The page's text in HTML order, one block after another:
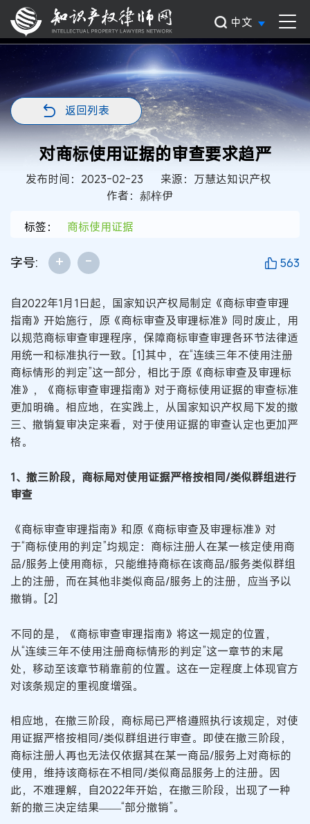
中文
返回列表
对商标使用证据的审查要求趋严
发布时间：2023-02-23
来源：万慧达知识产权
作者：郝梓伊
标签： 商标使用证据
字号: + - 563
自2022年1月1日起，国家知识产权局制定《商标审查审理
指南》开始施行，原《商标审查及审理标准》同时废止，用
以规范商标审查审理程序，保障商标审查审理各环节法律适
用统一和标准执行一致。[1]其中，在“连续三年不使用注册
商标情形的判定”这一部分，相比于原《商标审查及审理标
准》，《商标审查审理指南》对于商标使用证据的审查标准
更加明确。相应地，在实践上，从国家知识产权局下发的撤
三、撤销复审决定来看，对于使用证据的审查认定也更加严
格。
1、撤三阶段，商标局对使用证据严格按相同/类似群组进行
审查
《商标审查审理指南》和原《商标审查及审理标准》对
于“商标使用的判定”均规定：商标注册人在某一核定使用商
品/服务上使用商标，只能维持商标在该商品/服务类似群组
上的注册，而在其他非类似商品/服务上的注册，应当予以
撤销。[2]
不同的是，《商标审查审理指南》将这一规定的位置，
从“连续三年不使用注册商标情形的判定”这一章节的末尾
处，移动至该章节稍靠前的位置。这在一定程度上体现官方
对该条规定的重视度增强。
相应地，在撤三阶段，商标局已严格遵照执行该规定，对使
用证据严格按相同/类似群组进行审查。即使在撤三阶段，
商标注册人再也无法仅依据其在某一商品/服务上对商标的
使用，维持该商标在不相同/类似商品服务上的注册。因
此，不难理解，自2022年开始，在撤三阶段，出现了一种
新的撤三决定结果——“部分撤销”。